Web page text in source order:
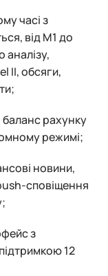
часі з
від M1 до
аналізу,
II, обсяги,
баланс рахунку
режимі;
новини,
сповіщення
з
12